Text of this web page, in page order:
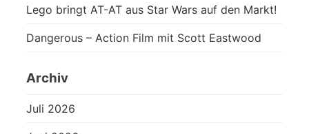
Lego bringt AT-AT aus Star Wars auf den Markt!
Dangerous – Action Film mit Scott Eastwood
Archiv
Juli 2026